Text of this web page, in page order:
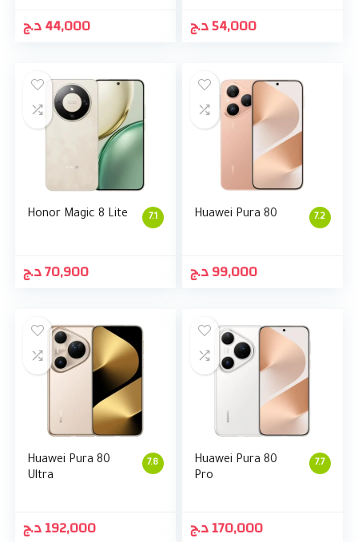
44,000د.ج 54,000د.ج
7.1
Honor Magic 8 Lite
70,900د.ج
7.2
Huawei Pura 80
99,000د.ج
7.8
Huawei Pura 80
Ultra
192,000د.ج
7.7
Huawei Pura 80
Pro
170,000د.ج